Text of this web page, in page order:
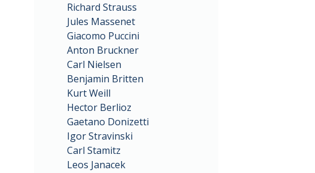
Richard Strauss
Jules Massenet
Giacomo Puccini
Anton Bruckner
Carl Nielsen
Benjamin Britten
Kurt Weill
Hector Berlioz
Gaetano Donizetti
Igor Stravinski
Carl Stamitz
Leos Janacek